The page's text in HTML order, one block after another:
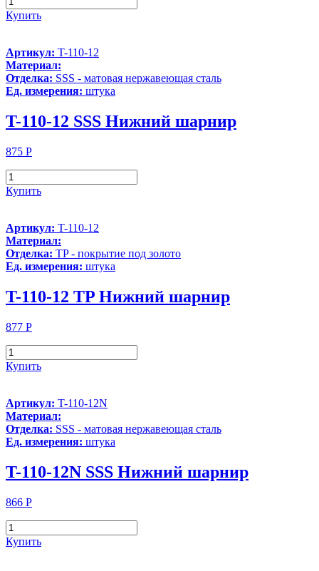
Купить
Артикул: T-110-12
Материал:
Отделка: SSS - матовая нержавеющая сталь
Ед. измерения: штука
T-110-12 SSS Нижний шарнир
875 Р
Купить
Артикул: T-110-12
Материал:
Отделка: TP - покрытие под золото
Ед. измерения: штука
T-110-12 TP Нижний шарнир
877 Р
Купить
Артикул: T-110-12N
Материал:
Отделка: SSS - матовая нержавеющая сталь
Ед. измерения: штука
T-110-12N SSS Нижний шарнир
866 Р
Купить